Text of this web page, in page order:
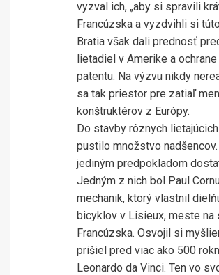
vyzval ich, „aby si spravili
Francúzska a vyzdvihli si
Bratia však dali prednosť
lietadiel v Amerike a
patentu. Na výzvu nikdy
sa tak priestor pre zatiaľ
konštruktérov z Európy.
Do stavby rôznych
pustilo množstvo
jediným predpokladom
Jedným z nich bol Paul
mechanik, ktorý vlastnil
bicyklov v Lisieux, meste na
Francúzska. Osvojil si
prišiel pred viac ako 500
Leonardo da Vinci. Ten vo